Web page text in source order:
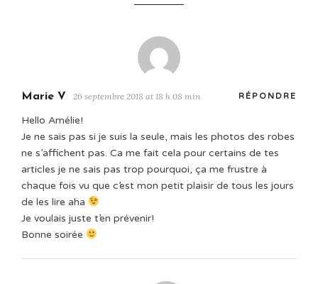
Marie V 26 septembre 2018 at 18 h 08 min RÉPONDRE
Hello Amélie!
Je ne sais pas si je suis la seule, mais les photos des robes
ne s’affichent pas. Ca me fait cela pour certains de tes
articles je ne sais pas trop pourquoi, ça me frustre à
chaque fois vu que c’est mon petit plaisir de tous les jours
de les lire aha
Je voulais juste t’en prévenir!
Bonne soirée